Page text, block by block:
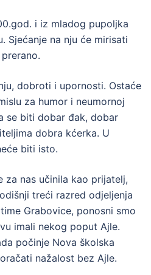
i iz mladog pupoljka
Sjećanje na nju će mirisati
dobroti i upornosti. Ostaće
za humor i neumornoj
se biti dobar đak, dobar
dobra kćerka. U
biti isto.
za nas učinila kao prijatelj,
treći razred odjeljenja
Grabovice, ponosni smo
imali nekog poput Ajle.
počinje Nova školska
nažalost bez Ajle.